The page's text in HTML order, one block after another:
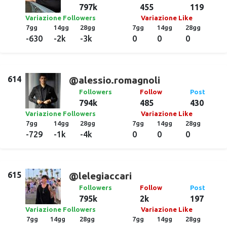
797k 455 119
Variazione Followers
7gg
-630
14gg
-2k
28gg
-3k
Variazione Like
7gg
0
14gg
0
28gg
0
614 @alessio.romagnoli
Followers
794k
Follow
485
Post
430
Variazione Followers
7gg
-729
14gg
-1k
28gg
-4k
Variazione Like
7gg
0
14gg
0
28gg
0
615 @lelegiaccari
Followers
795k
Follow
2k
Post
197
Variazione Followers
7gg
14gg 28gg
Variazione Like
7gg
14gg 28gg